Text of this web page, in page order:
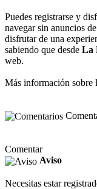
Puedes registrarse y
navegar sin anuncios
disfrutar de una
sabiendo que desde La
web.
Más información sobre
Comentar
Aviso
Necesitas estar